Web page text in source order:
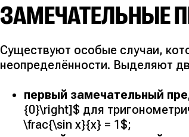
ЗАМЕЧАТЕЛЬНЫЕ
Существуют особые случаи,
неопределённости. Выделяют
первый замечательный
{0}\right]$ для
\frac{\sin x}{x} = 1$;